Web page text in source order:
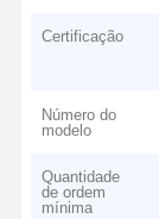
Certificação
Número do
modelo
Quantidade
de ordem
mínima